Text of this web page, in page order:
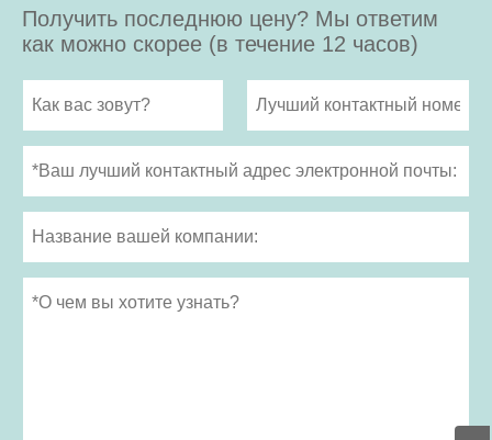
Получить последнюю цену? Мы ответим
как можно скорее (в течение 12 часов)